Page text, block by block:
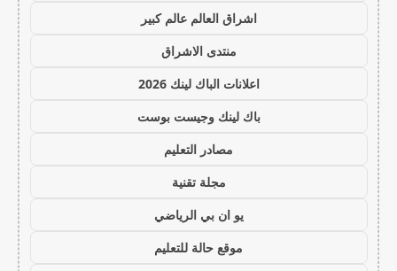
اشراق العالم عالم كبير
منتدى الاشراق
اعلانات الباك لينك 2026
باك لينك وجيست بوست
مصادر التعليم
مجلة تقنية
يو ان بي الرياضي
موقع حالة للتعليم